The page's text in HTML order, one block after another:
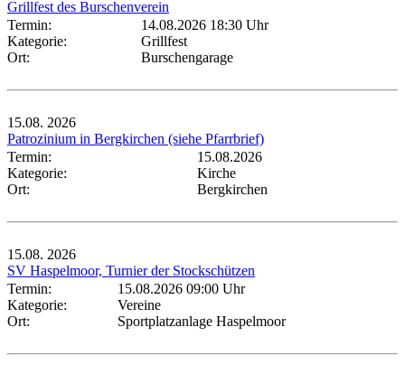
Grillfest des Burschenverein
Termin:
14.08.2026 18:30 Uhr
Kategorie:
Grillfest
Ort:
Burschengarage
15.08. 2026
Patrozinium in Bergkirchen (siehe Pfarrbrief)
Termin:
15.08.2026
Kategorie:
Kirche
Ort:
Bergkirchen
15.08. 2026
SV Haspelmoor, Turnier der Stockschützen
Termin:
15.08.2026 09:00 Uhr
Kategorie:
Vereine
Ort:
Sportplatzanlage Haspelmoor